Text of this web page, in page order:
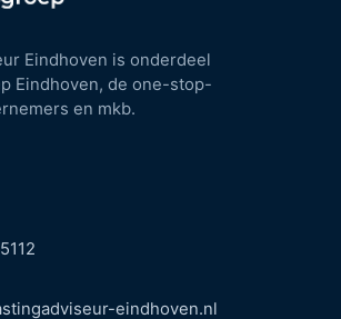
Eindhoven is onderdeel
Eindhoven, de one-stop-
en mkb.
eindhoven.nl